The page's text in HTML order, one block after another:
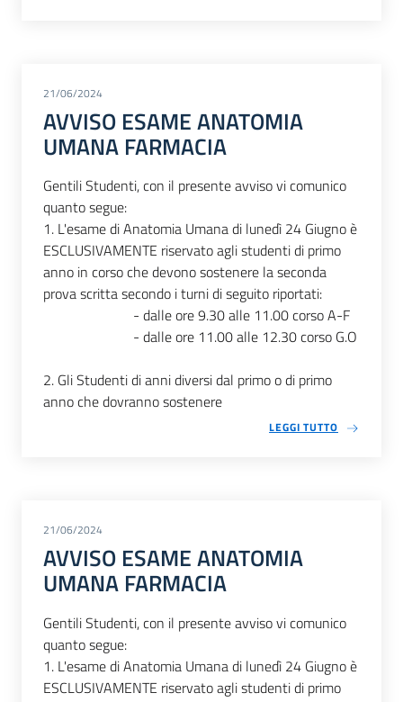
21/06/2024
AVVISO ESAME ANATOMIA
UMANA FARMACIA
Gentili Studenti, con il presente avviso vi comunico
quanto segue:
1. L'esame di Anatomia Umana di lunedì 24 Giugno è
ESCLUSIVAMENTE riservato agli studenti di primo
anno in corso che devono sostenere la seconda
prova scritta secondo i turni di seguito riportati:
- dalle ore 9.30 alle 11.00 corso A-F
- dalle ore 11.00 alle 12.30 corso G.O
2. Gli Studenti di anni diversi dal primo o di primo
anno che dovranno sostenere
LEGGI TUTTO
21/06/2024
AVVISO ESAME ANATOMIA
UMANA FARMACIA
Gentili Studenti, con il presente avviso vi comunico
quanto segue:
1. L'esame di Anatomia Umana di lunedì 24 Giugno è
ESCLUSIVAMENTE riservato agli studenti di primo